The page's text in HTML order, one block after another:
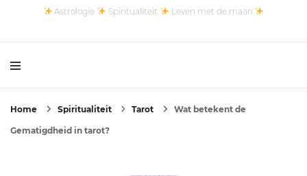
Astrologie Spiritualiteit Leven met de maan
Home Spiritualiteit Tarot Wat betekent de
Gematigdheid in tarot?